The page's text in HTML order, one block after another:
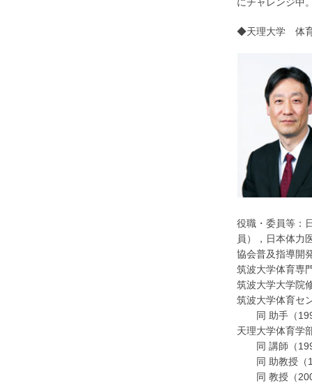
◆天理大学 体
役職・委員等：
員），日本体力
協会普及指導開
筑波大学体育専
筑波大学大学院
筑波大学体育セ
同 助手（
天理大学体育学
同 講師（
同 助教授（
同 教授（